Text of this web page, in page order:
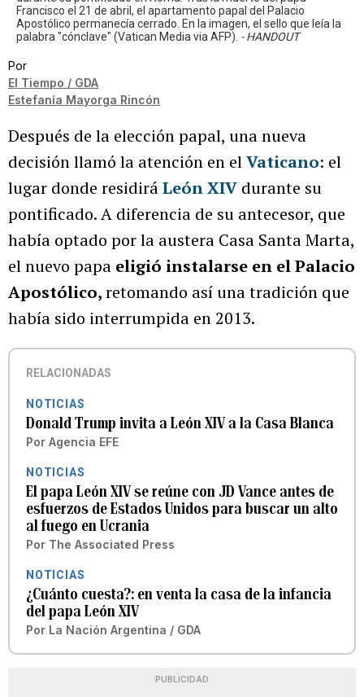
Francisco el 21 de abril, el apartamento papal del Palacio
Apostólico permanecía cerrado. En la imagen, el sello que leía la
palabra "cónclave" (Vatican Media via AFP). - HANDOUT
Por
El Tiempo / GDA
Estefanía Mayorga Rincón
Después de la elección papal, una nueva
decisión llamó la atención en elVaticano: el
lugar donde residiráLeón XIV durante su
pontificado. A diferencia de su antecesor, que
había optado por la austera Casa Santa Marta,
el nuevo papa eligió instalarse en el Palacio
Apostólico,retomando así una tradición que
había sido interrumpida en 2013.
RELACIONADAS
NOTICIAS
Donald Trump invita a León XIV a la Casa Blanca
Por Agencia EFE
NOTICIAS
El papa León XIV se reúne con JD Vance antes de
esfuerzos de Estados Unidos para buscar un alto
al fuego en Ucrania
Por The Associated Press
NOTICIAS
¿Cuánto cuesta?: en venta la casa de la infancia
del papa León XIV
Por La Nación Argentina / GDA
PUBLICIDAD